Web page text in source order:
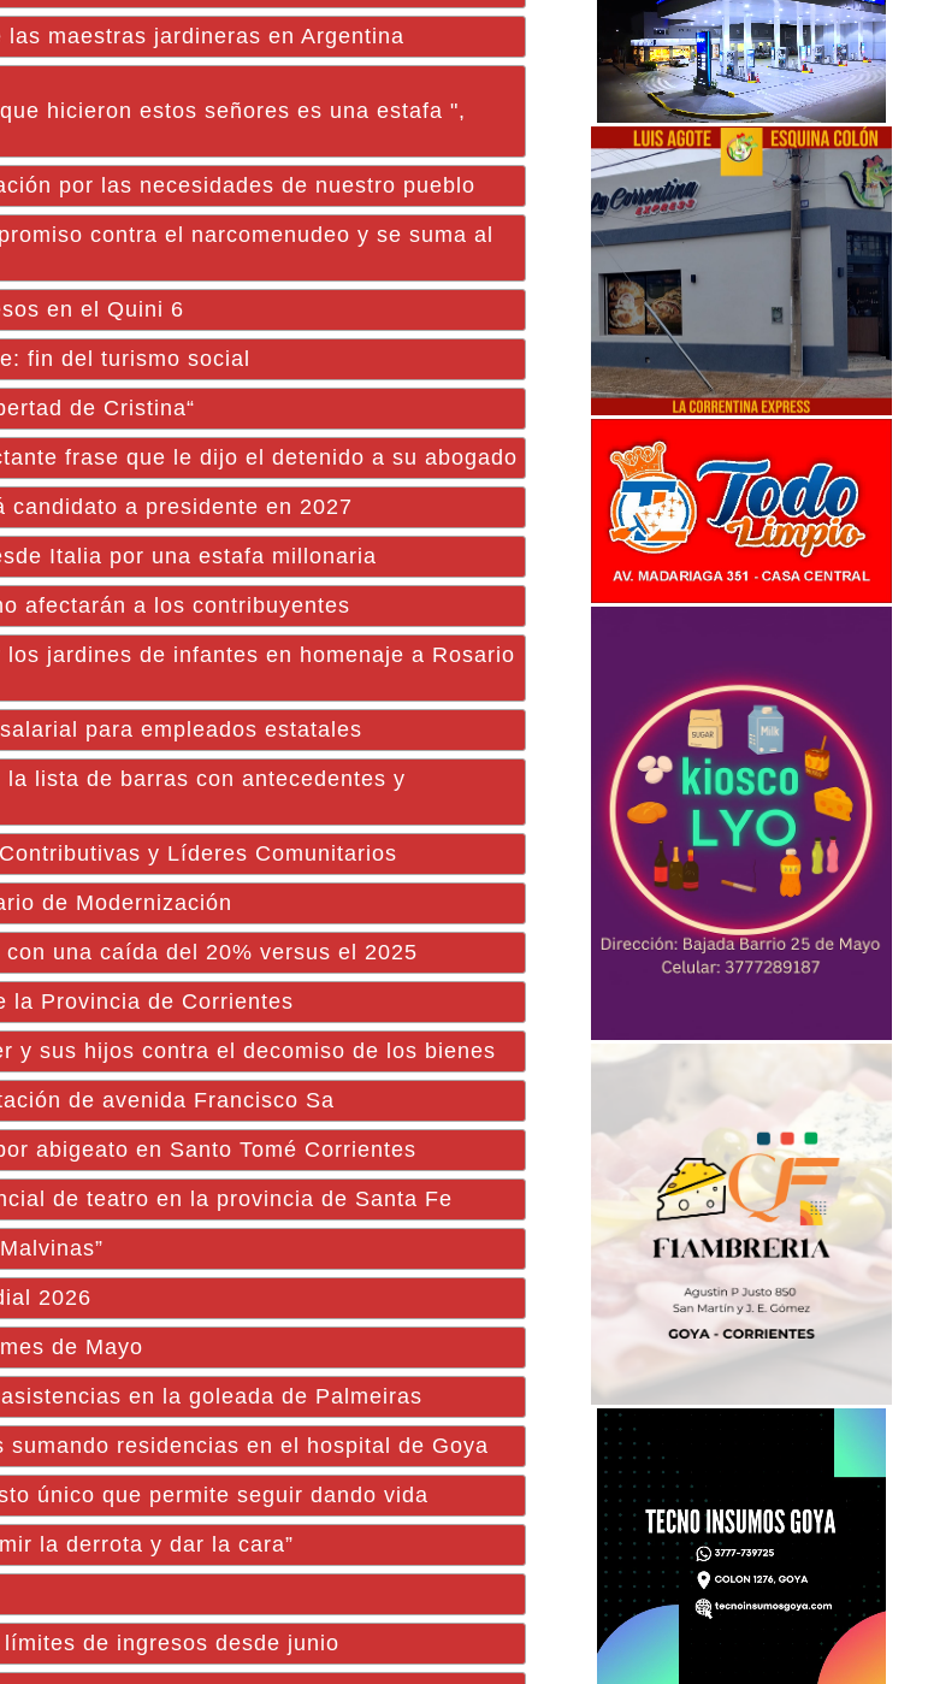
maestras jardineras en Argentina
hicieron estos señores es una estafa ",
por las necesidades de nuestro pueblo
contra el narcomenudeo y se suma al
en el Quini 6
fin del turismo social
de Cristina“
frase que le dijo el detenido a su abogado
a presidente en 2027
Italia por una estafa millonaria
afectarán a los contribuyentes
jardines de infantes en homenaje a Rosario
para empleados estatales
lista de barras con antecedentes y
y Líderes Comunitarios
de Modernización
una caída del 20% versus el 2025
la Provincia de Corrientes
y sus hijos contra el decomiso de los bienes
de avenida Francisco Sa
abigeato en Santo Tomé Corrientes
de teatro en la provincia de Santa Fe
2026
de Mayo
en la goleada de Palmeiras
sumando residencias en el hospital de Goya
único que permite seguir dando vida
la derrota y dar la cara”
de ingresos desde junio